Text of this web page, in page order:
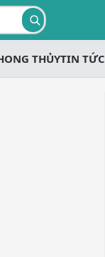
THỦYTIN TỨC